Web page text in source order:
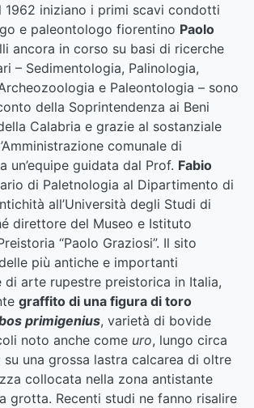
1962 iniziano i primi scavi condotti
e paleontologo fiorentino Paolo
ancora in corso su basi di ricerche
– Sedimentologia, Palinologia,
e Paleontologia – sono
della Soprintendenza ai Beni
Calabria e grazie al sostanziale
comunale di
un’equipe guidata dal Prof. Fabio
di Paletnologia al Dipartimento di
all’Università degli Studi di
direttore del Museo e Istituto
“Paolo Graziosi”. Il sito
più antiche e importanti
di arte rupestre preistorica in Italia,
graffito di una figura di toro
primigenius, varietà di bovide
noto anche come uro, lungo circa
su una grossa lastra calcarea di oltre
collocata nella zona antistante
grotta. Recenti studi ne fanno risalire